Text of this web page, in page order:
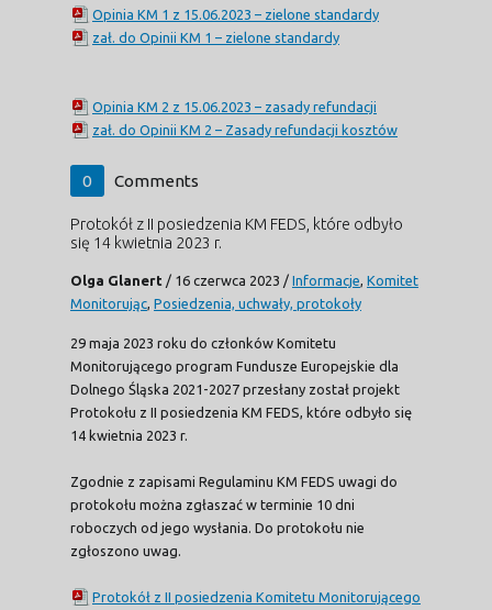
Opinia KM 1 z 15.06.2023 – zielone standardy
zał. do Opinii KM 1 – zielone standardy
Opinia KM 2 z 15.06.2023 – zasady refundacji
zał. do Opinii KM 2 – Zasady refundacji kosztów
0 Comments
Protokół z II posiedzenia KM FEDS, które odbyło
się 14 kwietnia 2023 r.
Olga Glanert / 16 czerwca 2023 / Informacje Komitet
Monitorując Posiedzenia, uchwały, protokoły
29 maja 2023 roku do członków Komitetu
Monitorującego program Fundusze Europejskie dla
Dolnego Śląska 2021-2027 przesłany został projekt
Protokołu z II posiedzenia KM FEDS, które odbyło się
14 kwietnia 2023 r.
Zgodnie z zapisami Regulaminu KM FEDS uwagi do
protokołu można zgłaszać w terminie 10 dni
roboczych od jego wysłania. Do protokołu nie
zgłoszono uwag.
Protokół z II posiedzenia Komitetu Monitorującego